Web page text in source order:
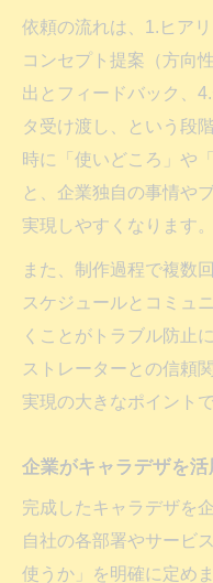
依頼の流れは、1.ヒア
コンセプト提案（方向
出とフィードバック、
タ受け渡し、という段
時に「使いどころ」や
と、企業独自の事情や
実現しやすくなります。
また、制作過程で複数
スケジュールとコミュ
くことがトラブル防止
ストレーターとの信頼
実現の大きなポイントで
企業がキャラデザを
完成したキャラデザを
自社の各部署やサービ
使うか」を明確に定め